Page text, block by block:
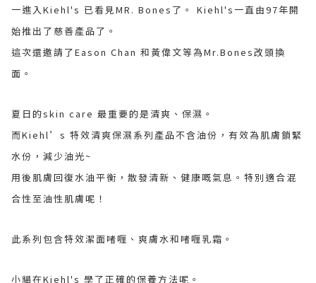
一進入Kiehl's 已看見MR. Bones了。 Kiehl's一直由97年開
始推出了慈善產品了。
這次還邀請了Eason Chan 和黃偉文等為Mr.Bones改頭換
面。
夏日的skin care 最重要的是清爽、保濕。
而Kiehl’s 特效清爽保濕系列產品不含油份，有效為肌膚鎖緊
水份，減少油光~
用後肌膚回復水油平衡，散發清新、健康嘅氣息。特別適合混
合性至油性肌膚呢！
此系列包含特效潔面啫喱、爽膚水和啫喱乳霜。
小貓在Kiehl's 學了正確的保養方法呢。